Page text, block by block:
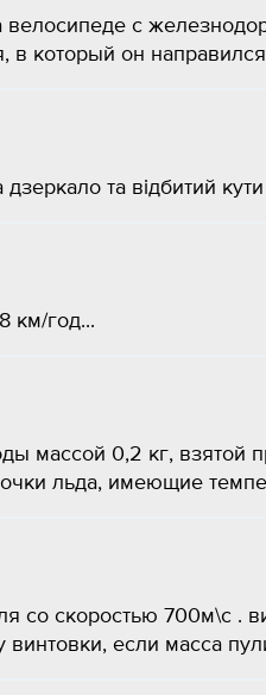
с
в который он
та відбитий
км/год...
массой 0,2 кг, взятой
льда, имеющие
со скоростью 700м\с .
если масса